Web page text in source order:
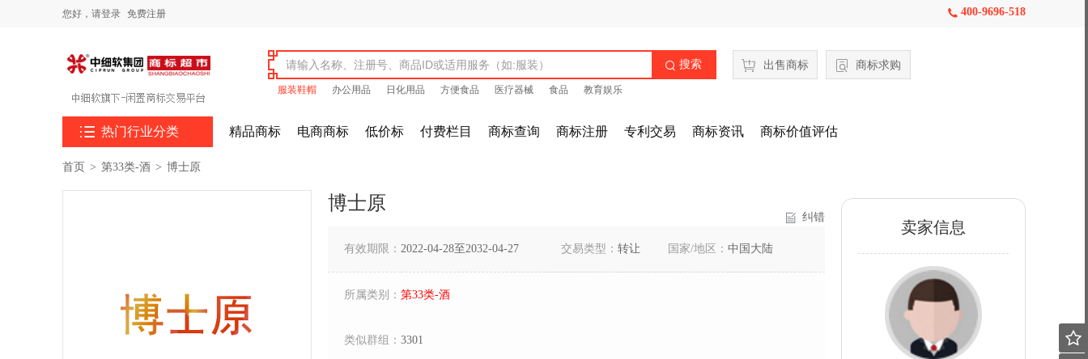
您好， 请登录 免费注册  400-9696-518
 搜索
服装鞋帽 办公用品 日化用品 方便食品 医疗器械 食品 教育娱乐
出售商标 商标求购
 热门行业分类 精品商标 电商商标 低价标 付费栏目 商标查询 商标注册 专利交易 商标资讯 商标价值评估
首页 > 第33类-酒 > 博士原
博士原
纠错
有效期限： 2022-04-28至2032-04-27 交易类型： 转让 国家/地区： 中国大陆
所属类别： 第33类-酒
类似群组： 3301
卖家信息
